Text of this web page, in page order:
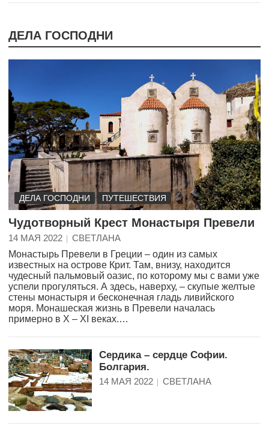
ДЕЛА ГОСПОДНИ
ДЕЛА ГОСПОДНИ ПУТЕШЕСТВИЯ
Чудотворный Крест Монастыря Превели
14 МАЯ 2022
СВЕТЛАНА
Монастырь Превели в Греции – один из самых
известных на острове Крит. Там, внизу, находится
чудесный пальмовый оазис, по которому мы с вами уже
успели прогуляться. А здесь, наверху, – скупые желтые
стены монастыря и бесконечная гладь ливийского
моря. Монашеская жизнь в Превели началась
примерно в X – XI веках.…
Сердика – сердце Софии.
Болгария.
14 МАЯ 2022 СВЕТЛАНА